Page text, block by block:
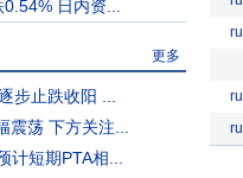
日内资...
更多
步止跌收阳 ...
荡 下方关注...
短期PTA相...